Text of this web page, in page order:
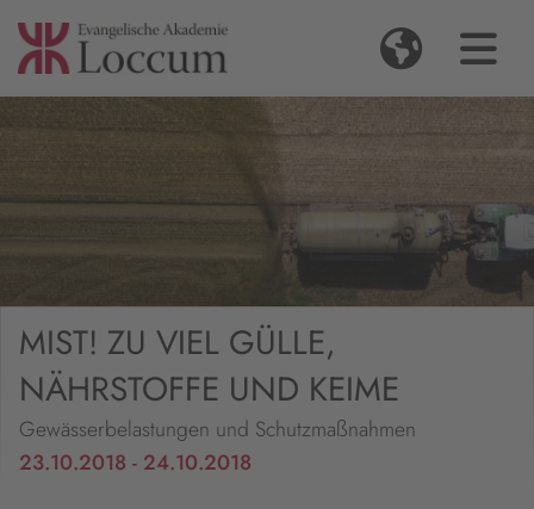
MIST! ZU VIEL GÜLLE,
NÄHRSTOFFE UND KEIME
Gewässerbelastungen und Schutzmaßnahmen
23.10.2018 - 24.10.2018